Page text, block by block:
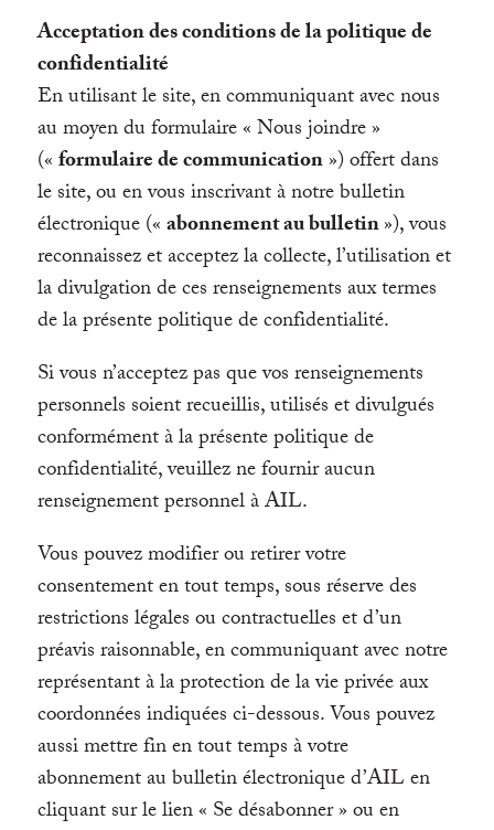
Acceptation des conditions de la politique de
confidentialité
En utilisant le site, en communiquant avec nous
au moyen du formulaire « Nous joindre »
(«formulaire de communication») offert dans
le site, ou en vous inscrivant à notre bulletin
électronique («abonnement au bulletin»), vous
reconnaissez et acceptez la collecte, l’utilisation et
la divulgation de ces renseignements aux termes
de la présente politique de confidentialité.
Si vous n’acceptez pas que vos renseignements
personnels soient recueillis, utilisés et divulgués
conformément à la présente politique de
confidentialité, veuillez ne fournir aucun
renseignement personnel à AIL.
Vous pouvez modifier ou retirer votre
consentement en tout temps, sous réserve des
restrictions légales ou contractuelles et d’un
préavis raisonnable, en communiquant avec notre
représentant à la protection de la vie privée aux
coordonnées indiquées ci-dessous. Vous pouvez
aussi mettre fin en tout temps à votre
abonnement au bulletin électronique d’AIL en
cliquant sur le lien « Se désabonner » ou en